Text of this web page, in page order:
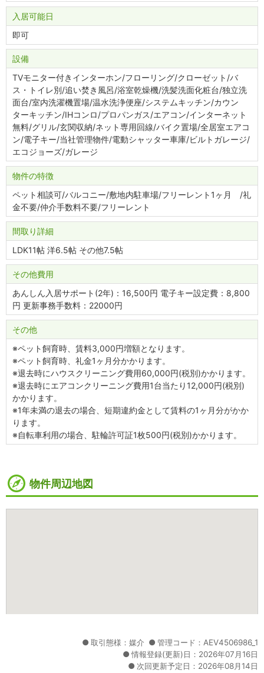
入居可能日
即可
設備
TVモニター付きインターホン/フローリング/クローゼット/バ
ス・トイレ別/追い焚き風呂/浴室乾燥機/洗髪洗面化粧台/独立洗
面台/室内洗濯機置場/温水洗浄便座/システムキッチン/カウン
ターキッチン/IHコンロ/プロパンガス/エアコン/インターネット
無料/グリル/玄関収納/ネット専用回線/バイク置場/全居室エアコ
ン/電子キー/当社管理物件/電動シャッター車庫/ビルトガレージ/
エコジョーズ/ガレージ
物件の特徴
ペット相談可/バルコニー/敷地内駐車場/フリーレント1ヶ月 /礼
金不要/仲介手数料不要/フリーレント
間取り詳細
LDK11帖 洋6.5帖 その他7.5帖
その他費用
あんしん入居サポート(2年)：16,500円 電子キー設定費：8,800
円 更新事務手数料：22000円
その他
※ペット飼育時、賃料3,000円増額となります。
※ペット飼育時、礼金1ヶ月分かかります。
※退去時にハウスクリーニング費用60,000円(税別)かかります。
※退去時にエアコンクリーニング費用1台当たり12,000円(税別)
かかります。
※1年未満の退去の場合、短期違約金として賃料の1ヶ月分がかか
ります。
※自転車利用の場合、駐輪許可証1枚500円(税別)かかります。
物件周辺地図
取引態様：媒介
管理コード：AEV4506986_1
情報登録(更新)日：2026年07月16日
次回更新予定日：2026年08月14日